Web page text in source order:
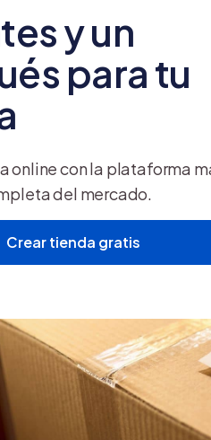
entregas y la posibilidad
visual de sus
y un
para tu
online con la plataforma
del mercado.
Crear tienda gratis